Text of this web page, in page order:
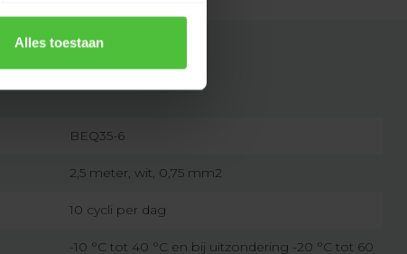
Alles toestaan
BEQ35-6
2,5 meter, wit, 0,75 mm2
10 cycli per dag
-10 °C tot 40 °C en bij uitzondering -20 °C tot 60